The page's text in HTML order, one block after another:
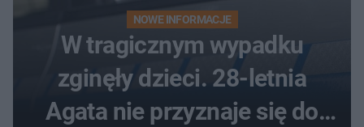
NOWE INFORMACJE
W tragicznym wypadku
zginęły dzieci. 28-letnia
Agata nie przyznaje się do